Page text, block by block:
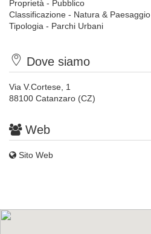
Proprietà - Pubblico
Classificazione - Natura & Paesaggio
Tipologia - Parchi Urbani
Dove siamo
Via V.Cortese, 1
88100 Catanzaro (CZ)
Web
Sito Web